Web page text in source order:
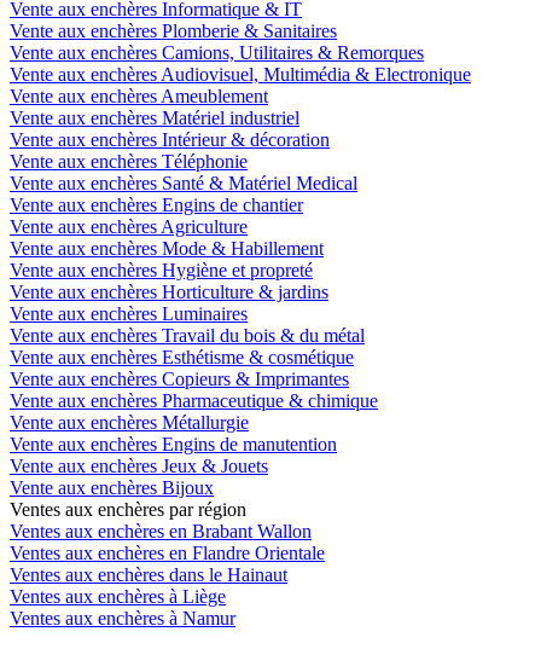
Vente aux enchères Informatique & IT
Vente aux enchères Plomberie & Sanitaires
Vente aux enchères Camions, Utilitaires & Remorques
Vente aux enchères Audiovisuel, Multimédia & Electronique
Vente aux enchères Ameublement
Vente aux enchères Matériel industriel
Vente aux enchères Intérieur & décoration
Vente aux enchères Téléphonie
Vente aux enchères Santé & Matériel Medical
Vente aux enchères Engins de chantier
Vente aux enchères Agriculture
Vente aux enchères Mode & Habillement
Vente aux enchères Hygiène et propreté
Vente aux enchères Horticulture & jardins
Vente aux enchères Luminaires
Vente aux enchères Travail du bois & du métal
Vente aux enchères Esthétisme & cosmétique
Vente aux enchères Copieurs & Imprimantes
Vente aux enchères Pharmaceutique & chimique
Vente aux enchères Métallurgie
Vente aux enchères Engins de manutention
Vente aux enchères Jeux & Jouets
Vente aux enchères Bijoux
Ventes aux enchères par région
Ventes aux enchères en Brabant Wallon
Ventes aux enchères en Flandre Orientale
Ventes aux enchères dans le Hainaut
Ventes aux enchères à Liège
Ventes aux enchères à Namur